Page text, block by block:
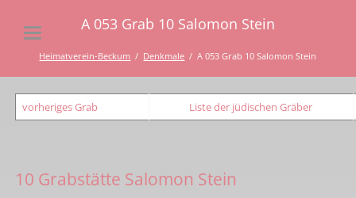
A 053 Grab 10 Salomon Stein
Heimatverein-Beckum Denkmale A 053 Grab 10 Salomon Stein
vorheriges Grab Liste der jüdischen Gräber
10 Grabstätte Salomon Stein